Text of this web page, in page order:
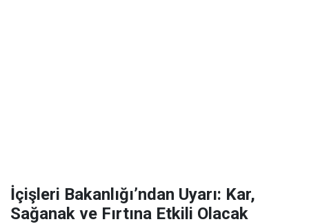
İçişleri Bakanlığı’ndan Uyarı: Kar,
Sağanak ve Fırtına Etkili Olacak